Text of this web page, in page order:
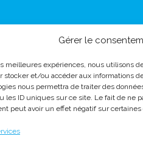
Gérer le
meilleures expériences, nous utilisons
stocker et/ou accéder aux informations
nous permettra de traiter des
les ID uniques sur ce site. Le fait de ne
peut avoir un effet négatif sur
67 av Foch 69006 Lyon
155 boulevard Stalingrad
39